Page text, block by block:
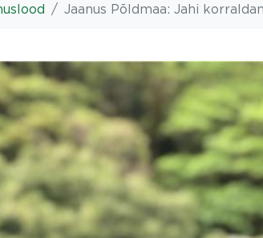
Jaanus Põldmaa: Jahi